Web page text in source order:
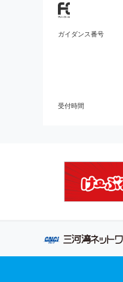
ガイダンス番号
受付時間